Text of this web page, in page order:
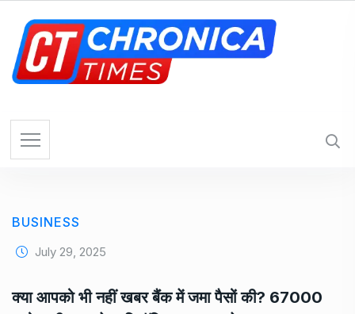
BUSINESS
July 29, 2025
क्या आपको भी नहीं खबर बैंक में जमा पैसों की? 67000